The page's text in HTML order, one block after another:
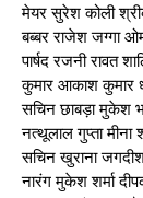
मेयर सुरेश कोली
बब्बर राजेश जग्गा
पार्षद रजनी रावत
कुमार आकाश कुमार
सचिन छाबड़ा मुकेश
नत्थूलाल गुप्ता मीना
सचिन खुराना
नारंग मुकेश शर्मा